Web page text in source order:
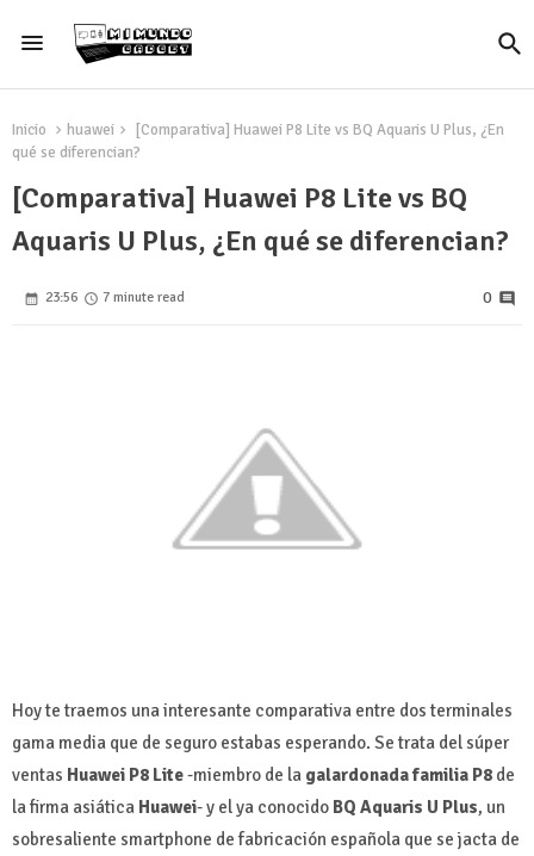
Inicio huawei
[Comparativa] Huawei P8 Lite vs BQ Aquaris U Plus, ¿En
qué se diferencian?
[Comparativa] Huawei P8 Lite vs BQ
Aquaris U Plus, ¿En qué se diferencian?
23:56 7 minute read 0
Hoy te traemos una interesante comparativa entre dos terminales
gama media que de seguro estabas esperando. Se trata del súper
ventas Huawei P8 Lite-miembro de la galardonada familia P8 de
la firma asiática Huawei- y el ya conocido BQ Aquaris U Plus, un
sobresaliente smartphone de fabricación española que se jacta de